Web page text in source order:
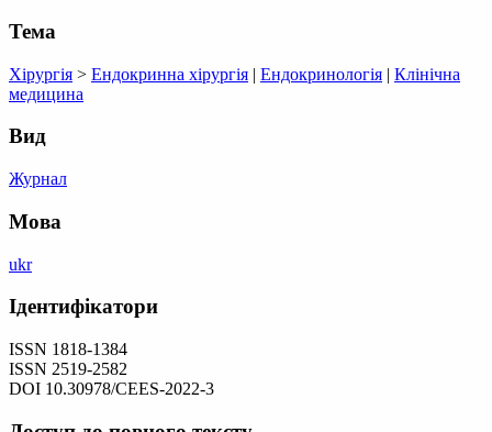
Тема
Хірургія > Ендокринна хірургія | Ендокринологія | Клінічна
медицина
Вид
Журнал
Мова
ukr
Ідентифікатори
ISSN 1818-1384
ISSN 2519-2582
DOI 10.30978/CEES-2022-3